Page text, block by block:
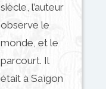
siècle, l’auteur
observe le
monde, et le
parcourt. Il
était à Saïgon